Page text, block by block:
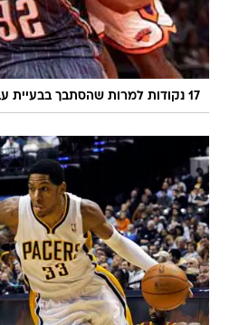
17 נקודות למרות שהסתבך בבעיית עבירות. אמארה